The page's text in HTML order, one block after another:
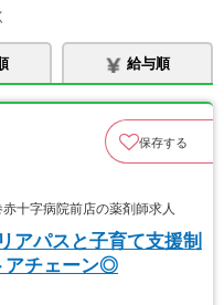
給与順
保存する
十字病院前店の薬剤師求人
アパスと子育て支援制
アチェーン◎